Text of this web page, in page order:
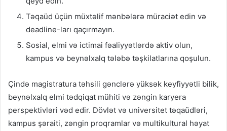
Təqaüd üçün müxtəlif mənbələrə müraciət edin və
deadline-ları qaçırmayın.
Sosial, elmi və ictimai fəaliyyətlərdə aktiv olun,
kampus və beynəlxalq tələbə təşkilatlarına qoşulun.
Çində magistratura təhsili gənclərə yüksək keyfiyyətli bilik,
beynəlxalq elmi tədqiqat mühiti və zəngin karyera
perspektivləri vəd edir. Dövlət və universitet təqaüdləri,
kampus şəraiti, zəngin proqramlar və multikultural həyat